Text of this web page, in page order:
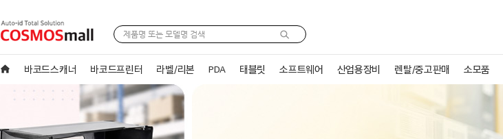
바코드스캐너 바코드프린터 라벨/리본 PDA 태블릿 소프트웨어 산업용장비 렌탈/중고판매 소모품